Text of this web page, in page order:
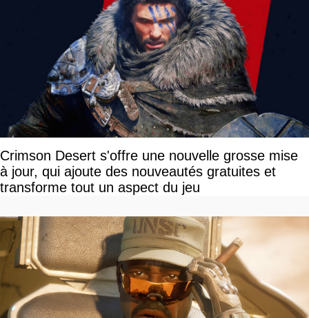
Crimson Desert s'offre une nouvelle grosse mise
à jour, qui ajoute des nouveautés gratuites et
transforme tout un aspect du jeu